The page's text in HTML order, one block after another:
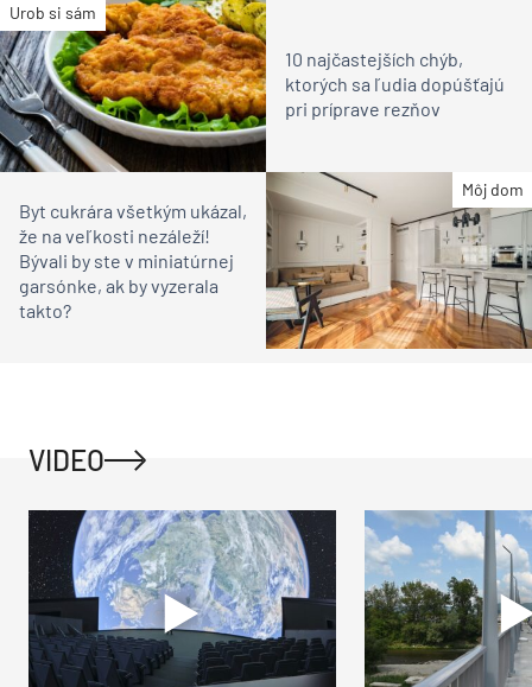
Urob si sám
10 najčastejších chýb,
ktorých sa ľudia dopúšťajú
pri príprave rezňov
Môj dom
Byt cukrára všetkým ukázal,
že na veľkosti nezáleží!
Bývali by ste v miniatúrnej
garsónke, ak by vyzerala
takto?
VIDEO